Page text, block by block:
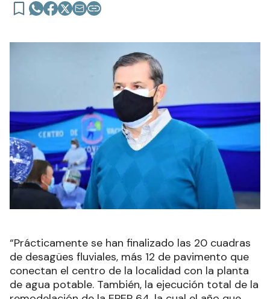
“Prácticamente se han finalizado las 20 cuadras
de desagües fluviales, más 12 de pavimento que
conectan el centro de la localidad con la planta
de agua potable. También, la ejecución total de la